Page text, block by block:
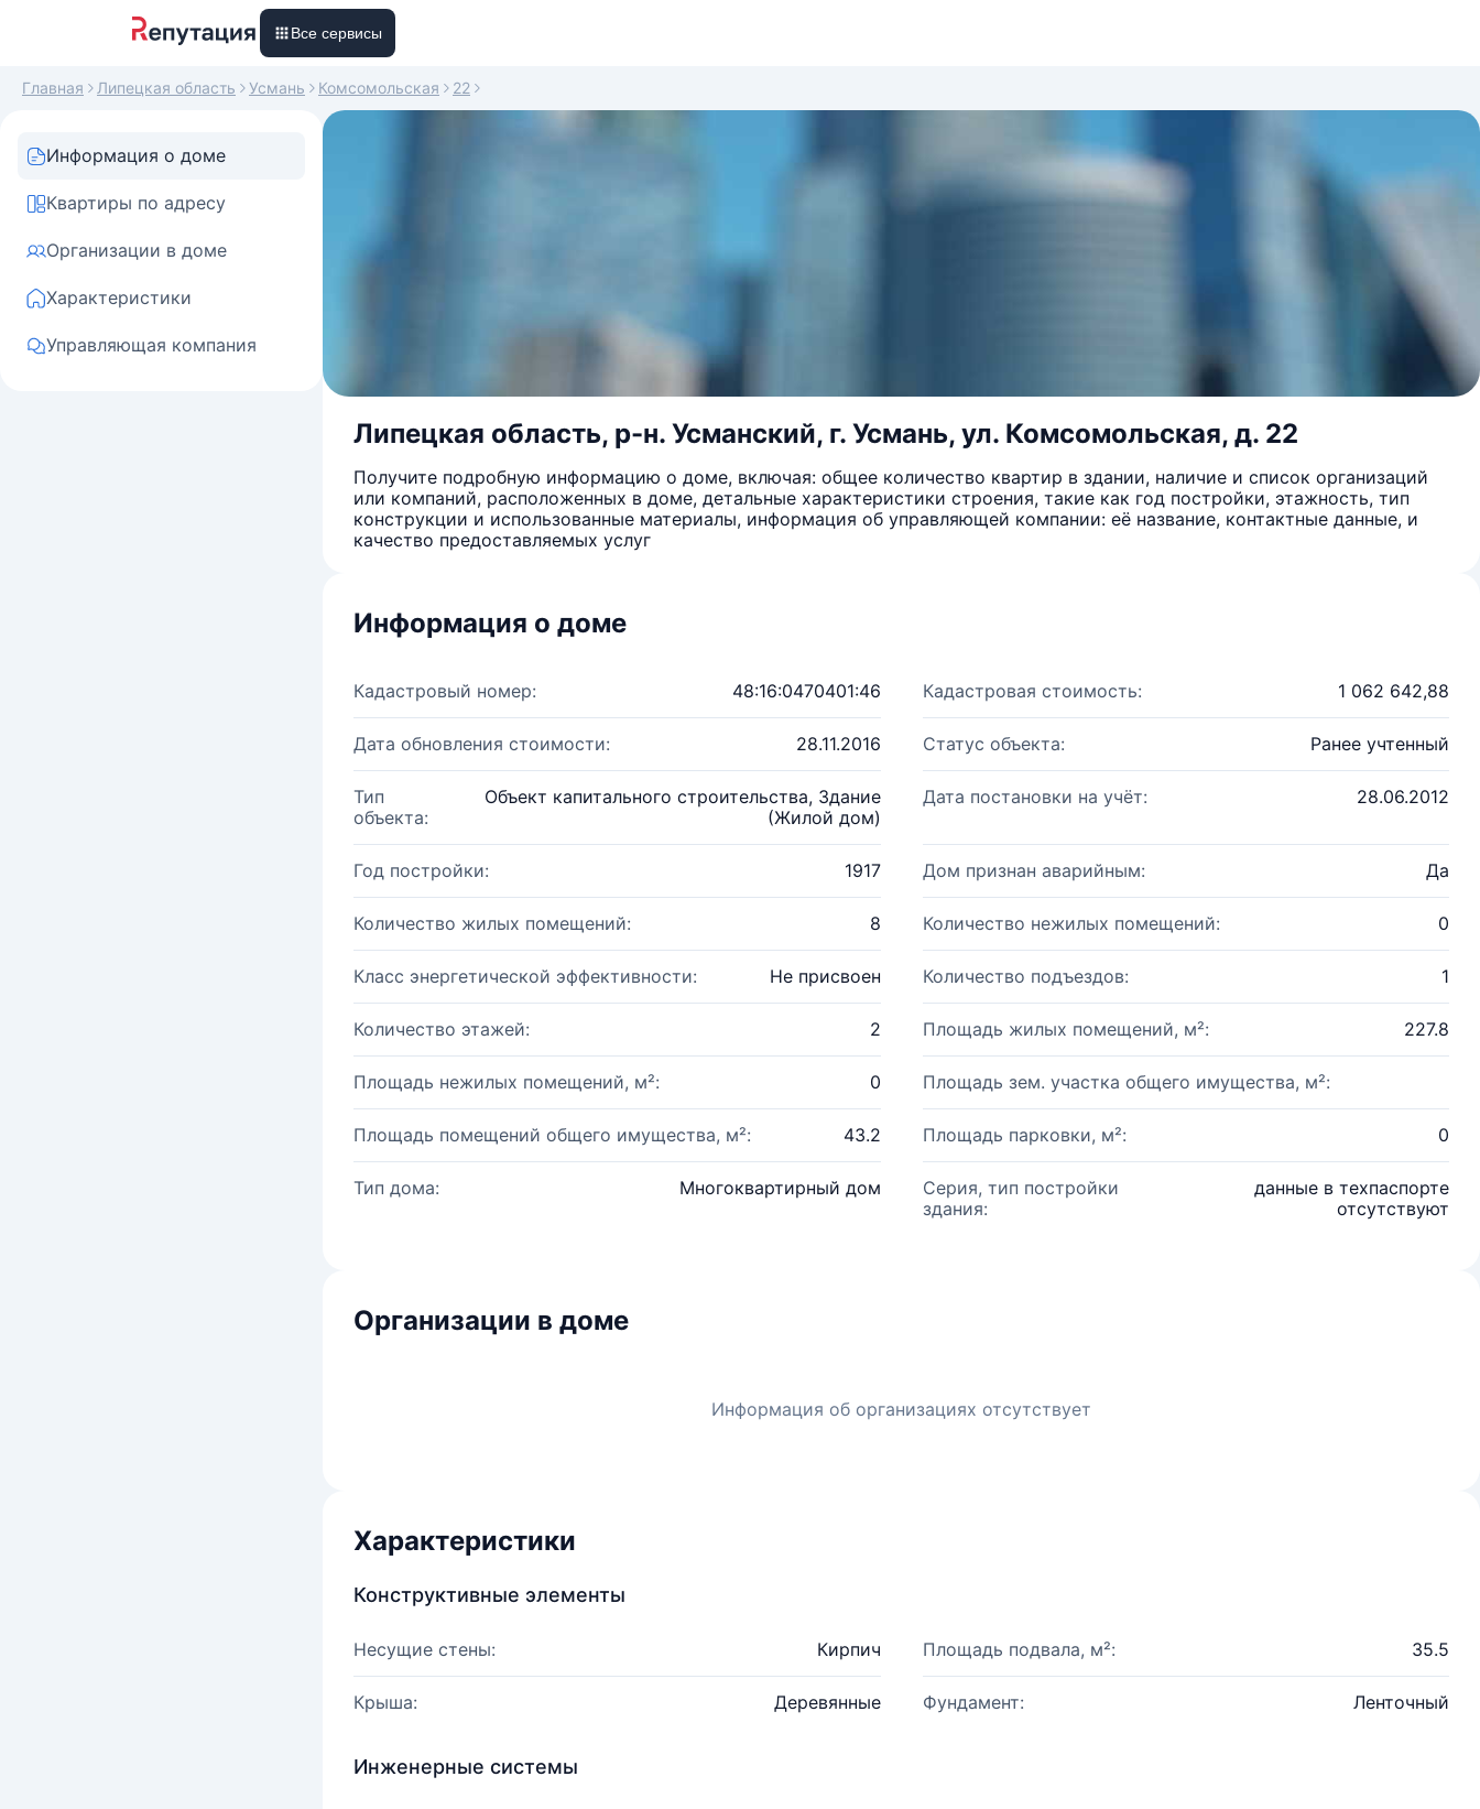
Все сервисы
Главная Липецкая область Усмань Комсомольская 22
Информация о доме
Квартиры по адресу
Организации в доме
Характеристики
Управляющая компания
Липецкая область, р-н. Усманский, г. Усмань, ул. Комсомольская, д. 22
Получите подробную информацию о доме, включая: общее количество квартир в здании, наличие и список организаций
или компаний, расположенных в доме, детальные характеристики строения, такие как год постройки, этажность, тип
конструкции и использованные материалы, информация об управляющей компании: её название, контактные данные, и
качество предоставляемых услуг
Информация о доме
Кадастровый номер: 48:16:0470401:46 Кадастровая стоимость: 1 062 642,88
Дата обновления стоимости: 28.11.2016 Статус объекта: Ранее учтенный
Тип
объекта:
Объект капитального строительства, Здание
(Жилой дом)
Дата постановки на учёт: 28.06.2012
Год постройки: 1917 Дом признан аварийным: Да
Количество жилых помещений: 8 Количество нежилых помещений: 0
Класс энергетической эффективности: Не присвоен Количество подъездов: 1
Количество этажей: 2 Площадь жилых помещений, м²: 227.8
Площадь нежилых помещений, м²: 0 Площадь зем. участка общего имущества, м²:
Площадь помещений общего имущества, м²: 43.2 Площадь парковки, м²: 0
Тип дома: Многоквартирный дом
Серия, тип постройки
здания:
данные в техпаспорте
отсутствуют
Организации в доме
Информация об организациях отсутствует
Характеристики
Конструктивные элементы
Несущие стены: Кирпич Площадь подвала, м²: 35.5
Крыша: Деревянные Фундамент: Ленточный
Инженерные системы